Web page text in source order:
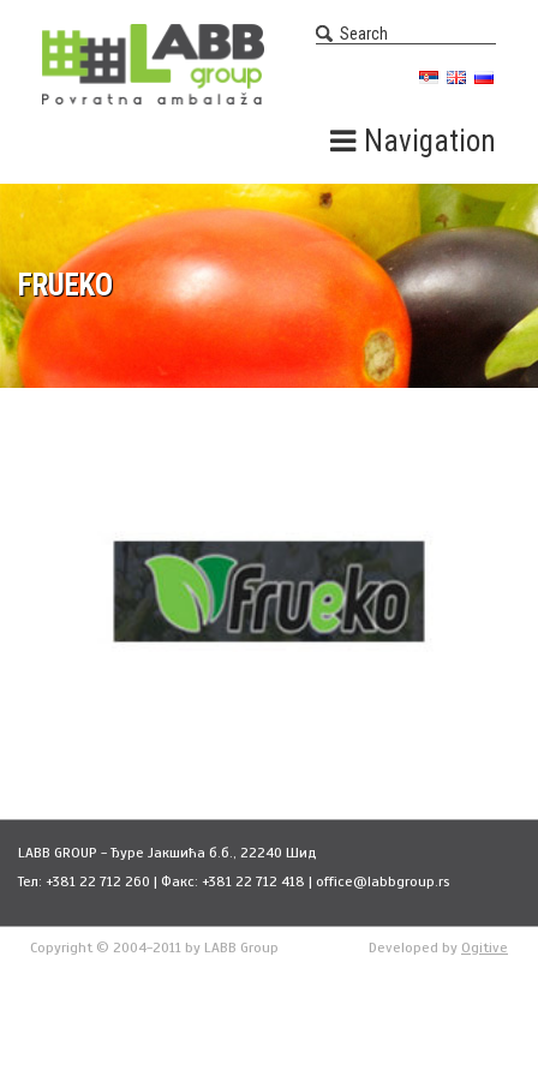
Navigation
FRUEKO
LABB GROUP - Ђуре Јакшића б.б., 22240 Шид
Тел: +381 22 712 260 | Факс: +381 22 712 418 | office@labbgroup.rs
Copyright © 2004-2011 by LABB Group Developed by Ogitive